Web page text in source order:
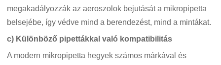
megakadályozzák az aeroszolok bejutását a mikropipetta
belsejébe, így védve mind a berendezést, mind a mintákat.
c) Különböző pipettákkal való kompatibilitás
A modern mikropipetta hegyek számos márkával és